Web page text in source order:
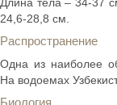
24,6-28,8 см.
Распространение
Одна из наиболее
На водоемах
Биология